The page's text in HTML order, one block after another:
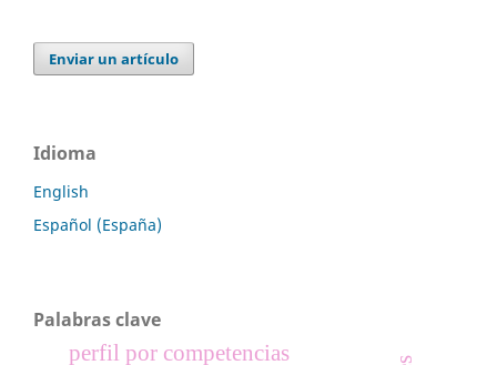
Enviar un artículo
Idioma
English
Español (España)
Palabras clave
perfil por competencias